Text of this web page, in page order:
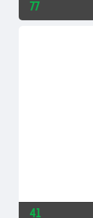
77
41